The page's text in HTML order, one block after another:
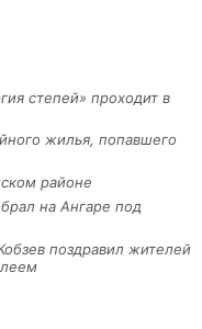
степей» проходит в
жилья, попавшего
районе
на Ангаре под
поздравил жителей